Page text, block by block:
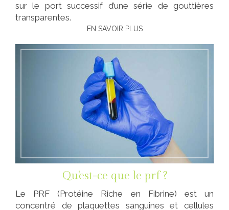
sur le port successif d’une série de gouttières
transparentes.
EN SAVOIR PLUS
Qu'est-ce que le prf ?
Le PRF (Protéine Riche en Fibrine) est un
concentré de plaquettes sanguines et cellules